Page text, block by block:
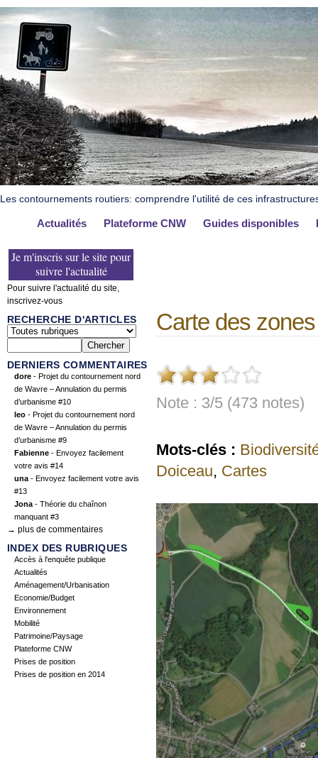
Les contournements routiers: comprendre l'utilité de ces
Actualités Plateforme CNW Guides disponibles
Je m'inscris sur le site pour
suivre l'actualité
Pour suivre l'actualité du site,
inscrivez-vous
RECHERCHE D'ARTICLES
DERNIERS COMMENTAIRES
dore - Projet du contournement nord
de Wavre – Annulation du permis
d’urbanisme #10
leo - Projet du contournement nord
de Wavre – Annulation du permis
d’urbanisme #9
Fabienne - Envoyez facilement
votre avis #14
una - Envoyez facilement votre avis
#13
Jona - Théorie du chaînon
manquant #3
→ plus de commentaires
INDEX DES RUBRIQUES
Accès à l'enquête publique
Actualités
Aménagement/Urbanisation
Economie/Budget
Environnement
Mobilité
Patrimoine/Paysage
Plateforme CNW
Prises de position
Prises de position en 2014
Carte des
Note : 3/5 (473 notes)
Mots-clés :
Doiceau, Cartes